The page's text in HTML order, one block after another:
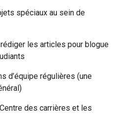
spéciaux au sein de
les articles pour blogue
d’équipe régulières (une
des carrières et les